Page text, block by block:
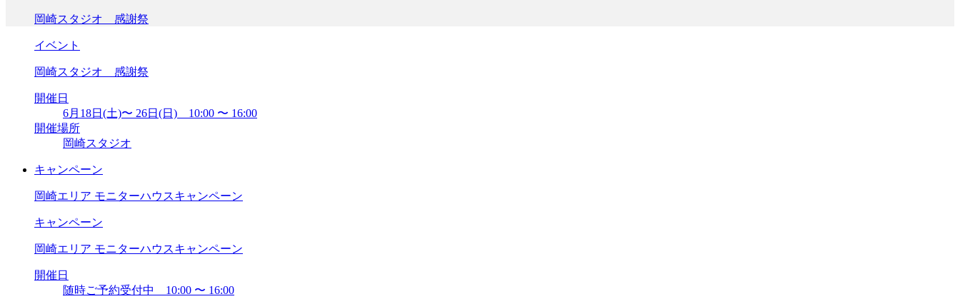
岡崎スタジオ 感謝祭
イベント
岡崎スタジオ 感謝祭
開催日
6月18日(土)〜 26日(日) 10:00 〜 16:00
開催場所
岡崎スタジオ
キャンペーン
岡崎エリア モニターハウスキャンペーン
キャンペーン
岡崎エリア モニターハウスキャンペーン
開催日
随時ご予約受付中 10:00 〜 16:00